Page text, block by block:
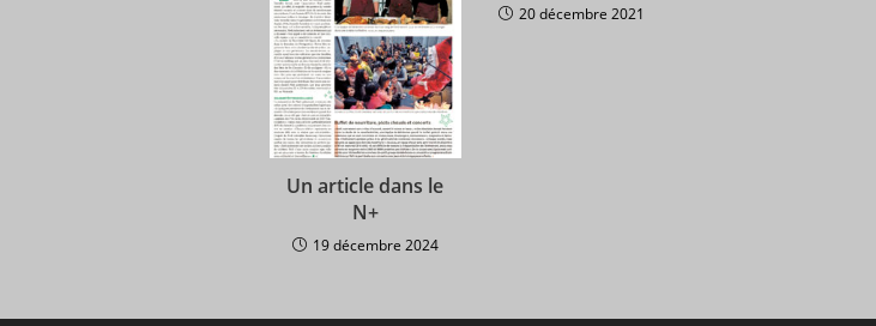
Un article dans le
N+
19 décembre 2024
20 décembre 2021